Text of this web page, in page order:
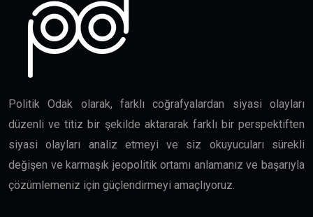
Politik Odak olarak, farklı coğrafyalardan siyasi olayları
düzenli ve titiz bir şekilde aktararak farklı bir perspektiften
siyasi olayları analiz etmeyi ve siz okuyucuları sürekli
değişen ve karmaşık jeopolitik ortamı anlamanız ve başarıyla
çözümlemeniz için güçlendirmeyi amaçlıyoruz.